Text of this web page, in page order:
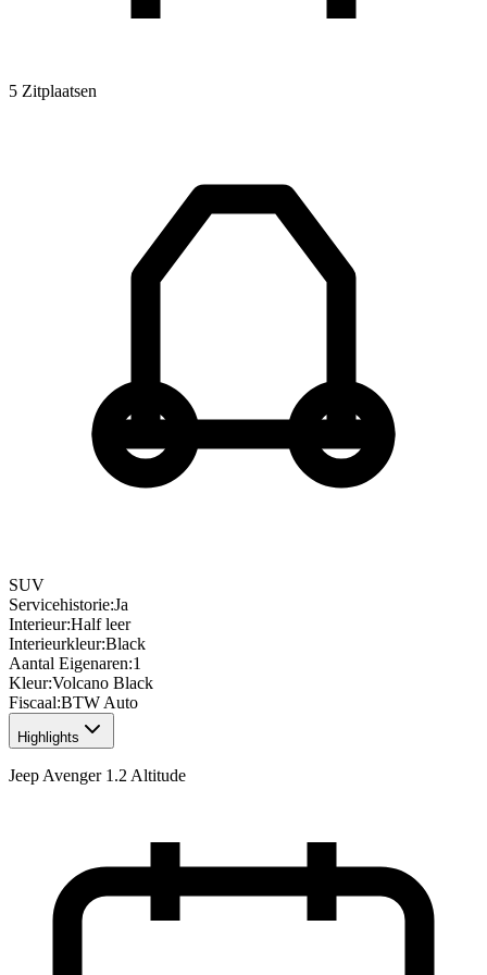
5 Zitplaatsen
SUV
Servicehistorie:Ja
Interieur:Half leer
Interieurkleur:Black
Aantal Eigenaren:1
Kleur:Volcano Black
Fiscaal:BTW Auto
Highlights
Jeep Avenger 1.2 Altitude